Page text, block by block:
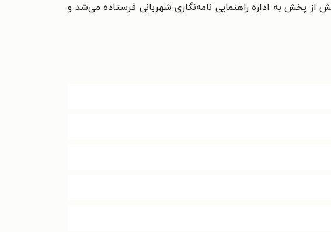
از پخش به اداره راهنمایی نامه‌نگاری شهربانی فرستاده می‌شد و